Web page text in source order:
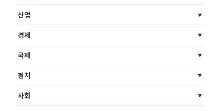
산업
경제
국제
정치
사회